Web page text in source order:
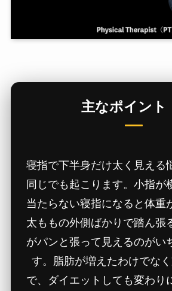
主なポイント
寝指で下半身だけ太く見える
同じでも起こります。小指が
当たらない寝指になると体重
太ももの外側ばかりで踏ん張
がパンと張って見えるのがい
す。脂肪が増えたわけでな
で、ダイエットしても変わり